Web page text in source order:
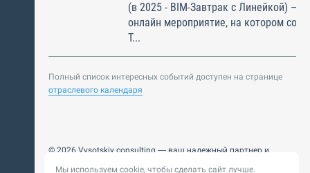
(в 2025 - BIM-Завтрак с Линейкой) –
онлайн мероприятие, на котором
Т...
Полный список интересных событий доступен на странице
отраслевого календаря
© 2026 Vysotskiy consulting — ваш надежный партнер и
Мы используем cookie, чтобы сделать сайт лучше.